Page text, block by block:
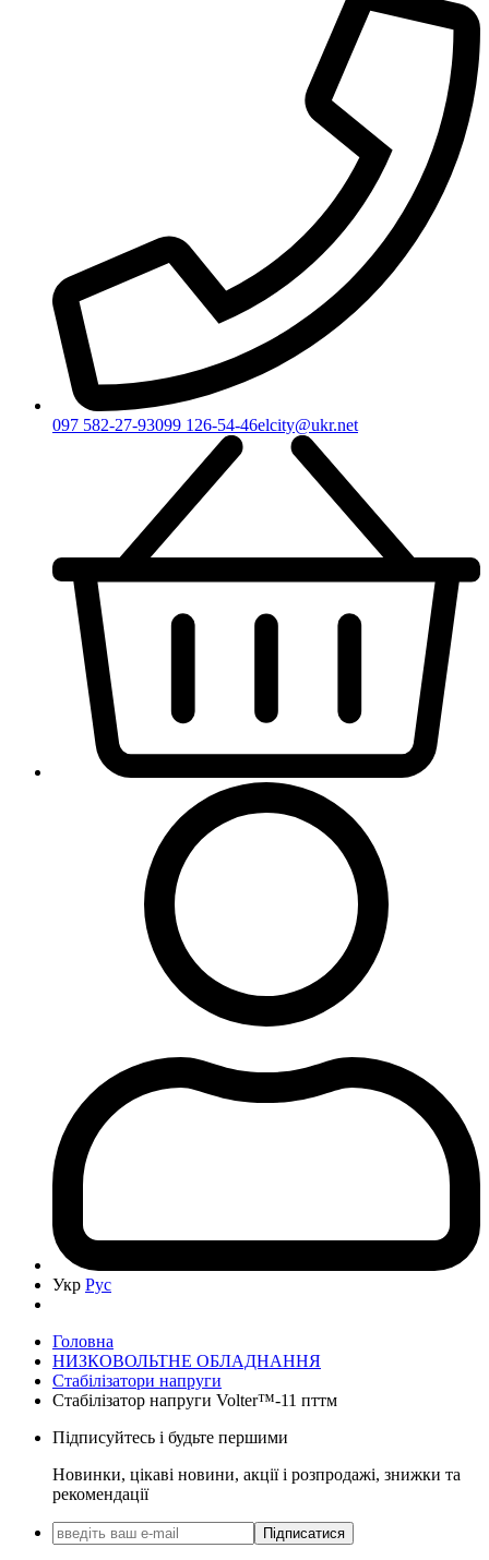
097 582-27-93099 126-54-46elcity@ukr.net
Укр Рус
Головна
НИЗКОВОЛЬТНЕ ОБЛАДНАННЯ
Cтабілізатори напруги
Стабілізатор напруги Volter™-11 пттм
Підписуйтесь і будьте першими
Новинки, цікаві новини, акції і розпродажі, знижки та
рекомендації
Підписатися